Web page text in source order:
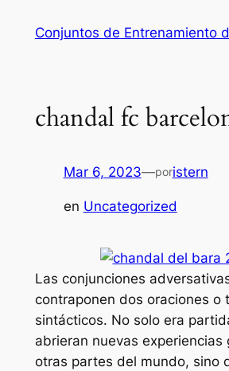
Conjuntos de Entrenamiento
chandal fc
Mar 6, 2023—poristern
en Uncategorized
Las conjunciones
contraponen dos oraciones o
sintácticos. No solo era
abrieran nuevas experiencias
otras partes del mundo, sino